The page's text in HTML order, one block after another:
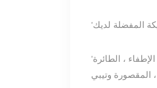
'تأتي دور اللعب من الورق المقوى هذه بتصميمات فكاهية مختلفة ؛ الدبابة ، كاتيلاك ، محرك الإطفاء ، الطائرة